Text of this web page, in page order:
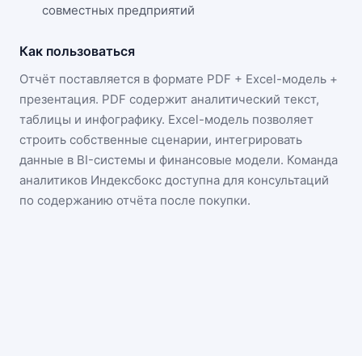
совместных предприятий
Как пользоваться
Отчёт поставляется в формате PDF + Excel-модель +
презентация. PDF содержит аналитический текст,
таблицы и инфографику. Excel-модель позволяет
строить собственные сценарии, интегрировать
данные в BI-системы и финансовые модели. Команда
аналитиков Индексбокс доступна для консультаций
по содержанию отчёта после покупки.